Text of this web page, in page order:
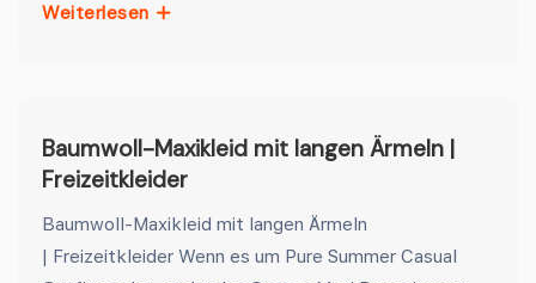
Weiterlesen
Baumwoll-Maxikleid mit langen Ärmeln |
Freizeitkleider
Baumwoll-Maxikleid mit langen Ärmeln
| Freizeitkleider Wenn es um Pure Summer Casual